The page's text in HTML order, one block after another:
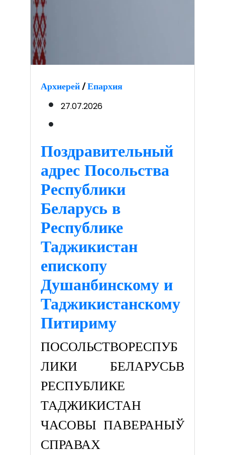
Архиерей/Епархия
27.07.2026
Поздравительный
адрес Посольства
Республики
Беларусь в
Республике
Таджикистан
епископу
Душанбинскому и
Таджикистанскому
Питириму
ПОСОЛЬСТВОРЕСПУБ
ЛИКИ БЕЛАРУСЬВ
РЕСПУБЛИКЕ
ТАДЖИКИСТАН
ЧАСОВЫ ПАВЕРАНЫЎ
СПРАВАХ